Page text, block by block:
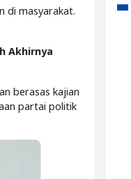
di masyarakat.
Akhirnya
berasas kajian
partai politik